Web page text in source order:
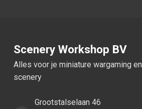
Scenery Workshop BV
Alles voor je miniature wargaming en
scenery
Grootstalselaan 46